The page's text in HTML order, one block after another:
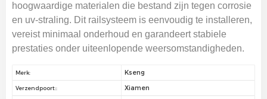
hoogwaardige materialen die bestand zijn tegen corrosie
en uv-straling. Dit railsysteem is eenvoudig te installeren,
vereist minimaal onderhoud en garandeert stabiele
prestaties onder uiteenlopende weersomstandigheden.
Merk: Kseng
Verzendpoort:: Xiamen